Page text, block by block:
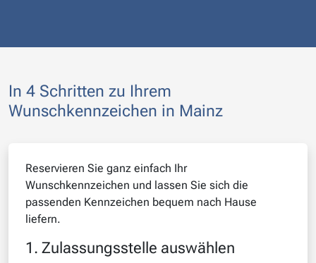
In 4 Schritten zu Ihrem
Wunschkennzeichen in Mainz
Reservieren Sie ganz einfach Ihr
Wunschkennzeichen und lassen Sie sich die
passenden Kennzeichen bequem nach Hause
liefern.
1. Zulassungsstelle auswählen